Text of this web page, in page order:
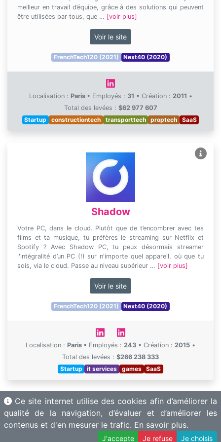
meilleur en travail d’équipe, grâce à des solutions qui peuvent
être utilisées par tous, que … [voir plus]
Voir le site
FrenchTech120 (2021) Next40 (2020)
Localisation : Paris • Employés : 31 • Création : 2011 •
Total des levées : $62 977 607
Startup
constructiontech transporttech proptech SaaS
Shadow
Votre PC, dans le cloud. Plutôt que de t’encombrer avec tes
films et ta musique, tu préfères le streaming sur Netflix et
Spotify ? Avec Shadow PC, tu peux désormais streamer
l'intégralité d’un PC (!) sur n'importe quel appareil, où que tu
sois, via le cloud. Passe au niveau supérieur … [voir plus]
Voir le site
FrenchTech120 (2021) Next40 (2020)
Localisation : Paris • Employés : 243 • Création : 2015 •
Total des levées : $266 238 333
Startup
it services games SaaS
© 2025 - Numeum & Motherbase
–
Ce site internet utilise des cookies afin d’améliorer la
qualité de la navigation, d’évaluer et d’améliorer les
contenus et d'en mesurer le trafic. En savoir plus.
J'accepte Je refuse Je choisis